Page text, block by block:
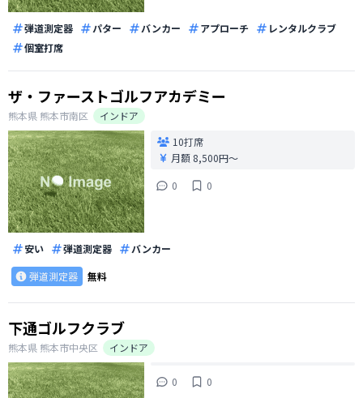
弾道測定器 パター バンカー アプローチ
レンタルクラブ
個室打席
ザ・ファーストゴルフアカデミー
熊本県 熊本市南区
インドア
10打席
月額 8,500円〜
0
0
安い 弾道測定器
バンカー
弾道測定器
無料
下通ゴルフクラブ
熊本県 熊本市中央区 インドア
0 0